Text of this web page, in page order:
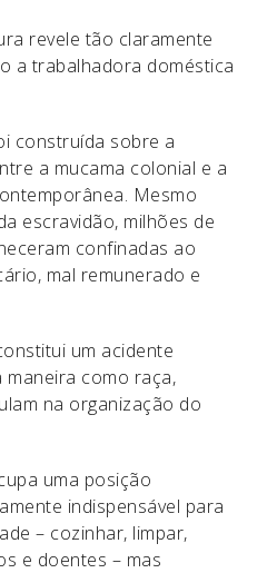
revele tão claramente
a trabalhadora doméstica
construída sobre a
a mucama colonial e a
Mesmo
escravidão, milhões de
confinadas ao
mal remunerado e
um acidente
maneira como raça,
na organização do
uma posição
indispensável para
– cozinhar, limpar,
e doentes – mas